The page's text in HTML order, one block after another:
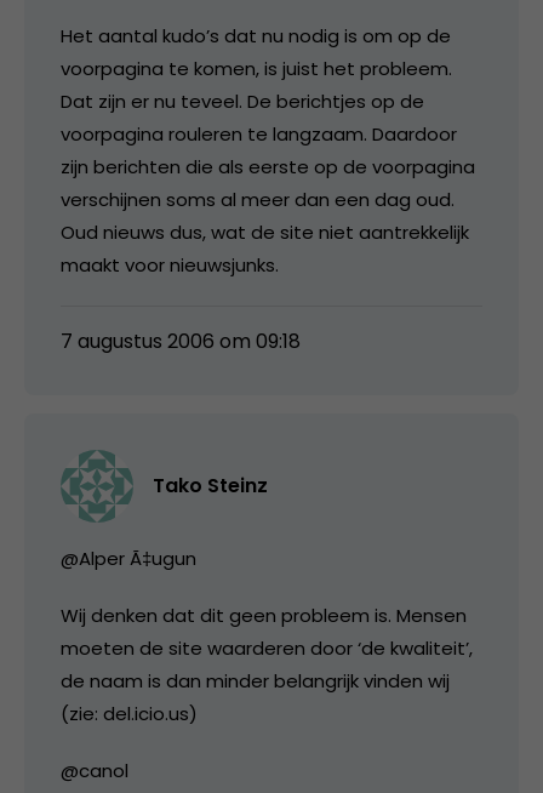
Het aantal kudo’s dat nu nodig is om op de
voorpagina te komen, is juist het probleem.
Dat zijn er nu teveel. De berichtjes op de
voorpagina rouleren te langzaam. Daardoor
zijn berichten die als eerste op de voorpagina
verschijnen soms al meer dan een dag oud.
Oud nieuws dus, wat de site niet aantrekkelijk
maakt voor nieuwsjunks.
7 augustus 2006 om 09:18
Tako Steinz
@Alper Ã‡ugun
Wij denken dat dit geen probleem is. Mensen
moeten de site waarderen door ‘de kwaliteit’,
de naam is dan minder belangrijk vinden wij
(zie: del.icio.us)
@canol